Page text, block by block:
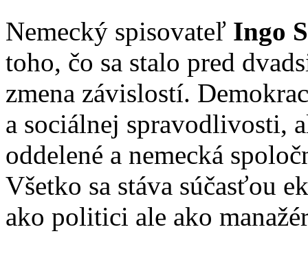
Nemecký spisovateľ Ingo
toho, čo sa stalo pred
zmena závislostí.
a sociálnej spravodlivosti,
oddelené a nemecká
Všetko sa stáva súčasťou
ako politici ale ako